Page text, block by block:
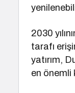
2030
tarafı
yatırım,
en önemli